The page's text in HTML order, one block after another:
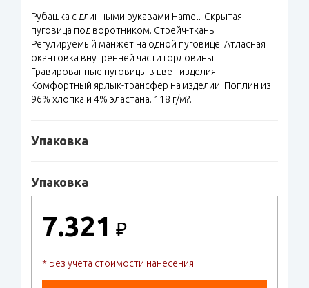
Рубашка с длинными рукавами Hamell. Скрытая
пуговица под воротником. Стрейч-ткань.
Регулируемый манжет на одной пуговице. Атласная
окантовка внутренней части горловины.
Гравированные пуговицы в цвет изделия.
Комфортный ярлык-трансфер на изделии. Поплин из
96% хлопка и 4% эластана. 118 г/м?.
Упаковка
Упаковка
7.321 ₽
* Без учета стоимости нанесения